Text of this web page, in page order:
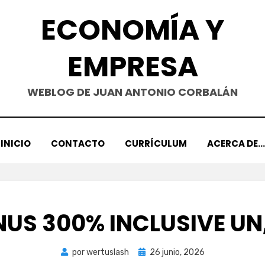
ECONOMÍA Y
EMPRESA
WEBLOG DE JUAN ANTONIO CORBALÁN
INICIO CONTACTO CURRÍCULUM ACERCA DE…
300% INCLUSIVE
porwertuslash
Publicada
26 junio, 2026